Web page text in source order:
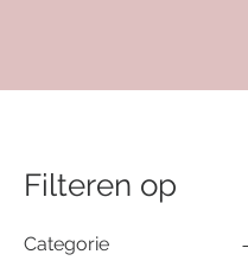
Filteren op
Categorie